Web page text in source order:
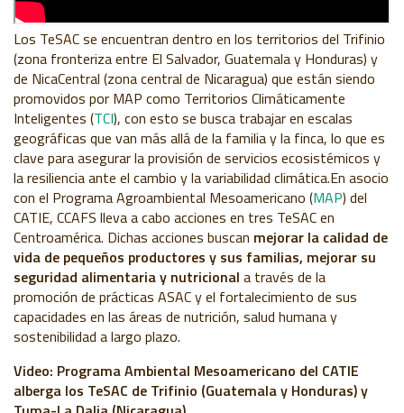
Los TeSAC se encuentran dentro en los territorios del Trifinio
(zona fronteriza entre El Salvador, Guatemala y Honduras) y
de NicaCentral (zona central de Nicaragua) que están siendo
promovidos por MAP como Territorios Climáticamente
Inteligentes (TCI), con esto se busca trabajar en escalas
geográficas que van más allá de la familia y la finca, lo que es
clave para asegurar la provisión de servicios ecosistémicos y
la resiliencia ante el cambio y la variabilidad climática.En asocio
con el Programa Agroambiental Mesoamericano (MAP) del
CATIE, CCAFS lleva a cabo acciones en tres TeSAC en
Centroamérica. Dichas acciones buscan mejorar la calidad de
vida de pequeños productores y sus familias, mejorar su
seguridad alimentaria y nutricional a través de la
promoción de prácticas ASAC y el fortalecimiento de sus
capacidades en las áreas de nutrición, salud humana y
sostenibilidad a largo plazo.
Video: Programa Ambiental Mesoamericano del CATIE
alberga los TeSAC de Trifinio (Guatemala y Honduras) y